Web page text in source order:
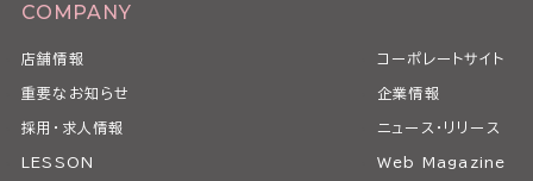
COMPANY
店舗情報 コーポレートサイト
重要なお知らせ 企業情報
採用・求人情報 ニュース・リリース
LESSON Web Magazine